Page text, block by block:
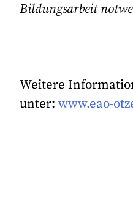
Bildungsarbeit
Weitere
unter:www.eao-